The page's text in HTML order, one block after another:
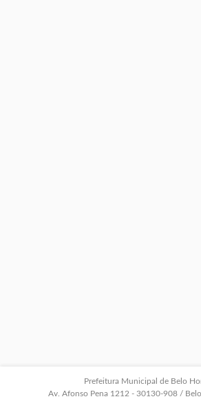
Prefeitura Municipal de Belo
Av. Afonso Pena 1212 - 30130-908 /